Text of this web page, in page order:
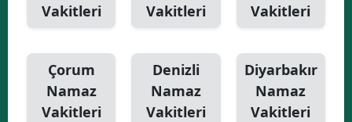
Vakitleri
Vakitleri
Vakitleri
Çorum
Namaz
Vakitleri
Denizli
Namaz
Vakitleri
Diyarbakır
Namaz
Vakitleri